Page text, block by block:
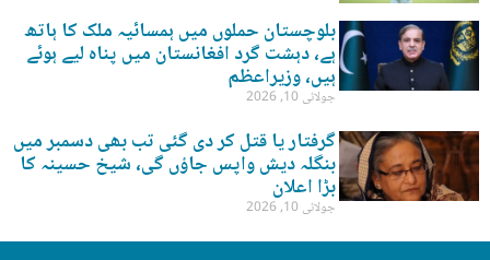
بلوچستان حملوں میں ہمسائیہ ملک کا ہاتھ
ہے، دہشت گرد افغانستان میں پناہ لیے ہوئے
ہیں، وزیراعظم
جولائی 10, 2026
گرفتار یا قتل کر دی گئی تب بھی دسمبر میں
بنگلہ دیش واپس جاؤں گی، شیخ حسینہ کا
بڑا اعلان
جولائی 10, 2026